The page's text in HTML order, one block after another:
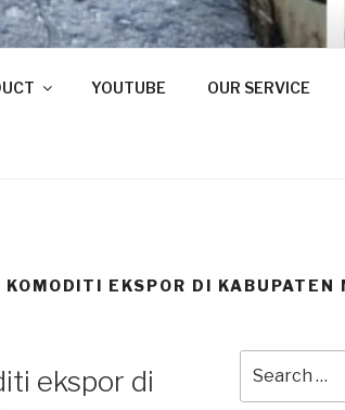
YOUTUBE OUR SERVICE
EKSPOR DI KABUPATEN
ekspor di
for: